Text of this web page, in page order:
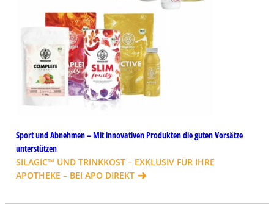
Sport und Abnehmen – Mit innovativen Produkten die guten Vorsätze
unterstützen
SILAGIC™ UND TRINKKOST – EXKLUSIV FÜR IHRE
APOTHEKE – BEI APO DIREKT